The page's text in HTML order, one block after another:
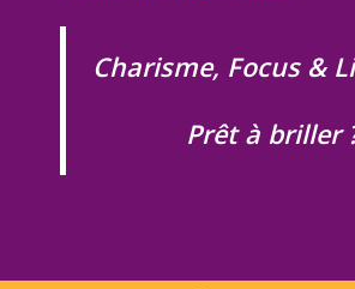
Charisme, Focus &
Prêt à briller